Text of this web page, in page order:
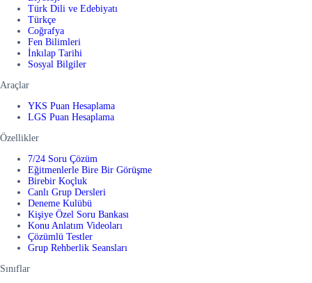
Türk Dili ve Edebiyatı
Türkçe
Coğrafya
Fen Bilimleri
İnkılap Tarihi
Sosyal Bilgiler
Araçlar
YKS Puan Hesaplama
LGS Puan Hesaplama
Özellikler
7/24 Soru Çözüm
Eğitmenlerle Bire Bir Görüşme
Birebir Koçluk
Canlı Grup Dersleri
Deneme Kulübü
Kişiye Özel Soru Bankası
Konu Anlatım Videoları
Çözümlü Testler
Grup Rehberlik Seansları
Sınıflar